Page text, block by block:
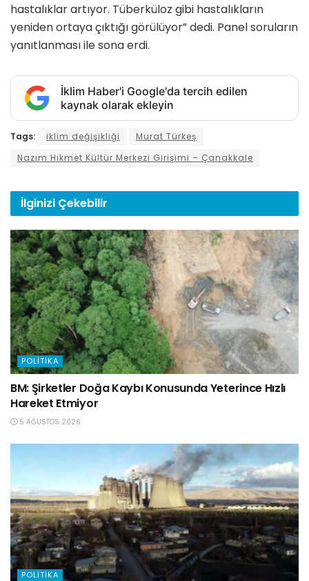
hastalıklar artıyor. Tüberküloz gibi hastalıkların
yeniden ortaya çıktığı görülüyor” dedi. Panel soruların
yanıtlanması ile sona erdi.
İklim Haber'i Google'da tercih edilen
kaynak olarak ekleyin
Tags: iklim değişikliği
Murat Türkeş
Nazım Hikmet Kültür Merkezi Girişimi – Çanakkale
İlginizi Çekebilir
POLITIKA
BM: Şirketler Doğa Kaybı Konusunda Yeterince Hızlı
Hareket Etmiyor
5 AĞUSTOS 2026
POLITIKA